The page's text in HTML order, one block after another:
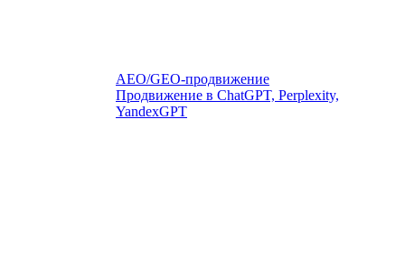
AEO/GEO-продвижение
Продвижение в ChatGPT, Perplexity,
YandexGPT